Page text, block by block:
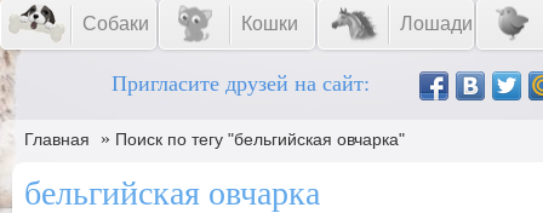
Собаки Кошки Лошади
Пригласите друзей на сайт:
Главная » Поиск по тегу "бельгийская овчарка"
бельгийская овчарка